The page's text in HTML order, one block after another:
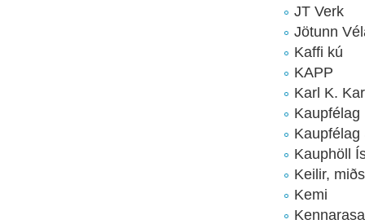
JT Verk
Jötunn
Kaffi kú
KAPP
Karl K.
Kaupfélag
Kaupfélag
Kauphöll
Keilir,
Kemi